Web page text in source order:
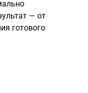
— от
готового